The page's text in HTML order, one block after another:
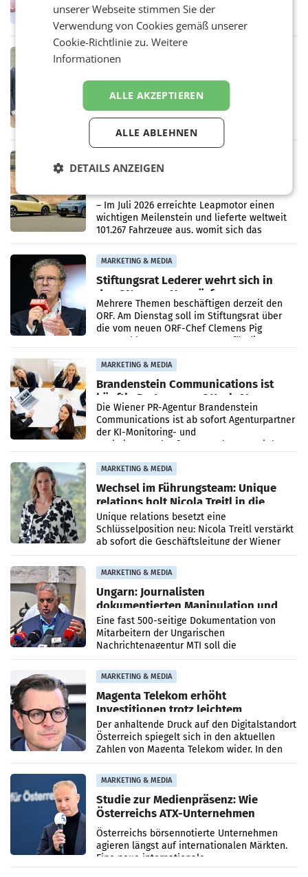
laufenden Modernisierungsoffensive
erneuert Penny zwei Filialen in Nieder- und
Oberösterreich. Die beiden Standorte liegen
in Haag sowie im rund
Albrecht setzt ab 1.1.2027 auf Adeg
WIENER NEUDORF. – Die geplante
Zusammenarbeit zwischen Adeg und dem
Vorarlberger Kaufmann Jürgen Albrecht ist
kartellrechtlich freigegeben: Die
Bundeswettbewerbsbehörde und der
Rekordergebnis im Juli: Leapmotor
überschreitet die 100.000er-Marke
– Im Juli 2026 erreichte Leapmotor einen
wichtigen Meilenstein und lieferte weltweit
101.267 Fahrzeuge aus, womit sich das
Ergebnis gegenüber Juli 2025 mehr als
verdoppelte (+102
MARKETING & MEDIA
Stiftungsrat Lederer wehrt sich in
den SN gegen Vorwürfe
Mehrere Themen beschäftigen derzeit den
ORF. Am Dienstag soll im Stiftungsrat über
die vom neuen ORF-Chef Clemens Pig
vorgeschlagenen Besetzungen für die
MARKETING & MEDIA
Brandenstein Communications ist
künftig Partner von OtterlyAI
Die Wiener PR-Agentur Brandenstein
Communications ist ab sofort Agenturpartner
der KI-Monitoring- und
Optimierungsplattform OtterlyAI. Damit baut
MARKETING & MEDIA
Wechsel im Führungsteam: Unique
relations holt Nicola Treitl in die
Geschäftsleitung
Unique relations besetzt eine
Schlüsselposition neu: Nicola Treitl verstärkt
ab sofort die Geschäftsleitung der Wiener
PR-Agentur an der Seite von Josef Kalina und
Anna Kalina-Mahr.
MARKETING & MEDIA
Ungarn: Journalisten
dokumentierten Manipulation und
Zensur
Eine fast 500-seitige Dokumentation von
Mitarbeitern der Ungarischen
Nachrichtenagentur MTI soll die
systematische Nachrichten-Manipulation und
Zensur bei der Agentur während der Zeit
MARKETING & MEDIA
Magenta Telekom erhöht
Investitionen trotz leichtem
Umsatzrückgang
Der anhaltende Druck auf den Digitalstandort
Österreich spiegelt sich in den aktuellen
Zahlen von Magenta Telekom wider. In den
ersten sechs Monaten des laufenden Jahres
verzeichnete
MARKETING & MEDIA
Studie zur Medienpräsenz: Wie
Österreichs ATX-Unternehmen
international wahrgenommen
werden
Österreichs börsennotierte Unternehmen
agieren längst auf internationalen Märkten.
Eine neue internationale
Medienresonanzanalyse untersucht die
unserer Webseite stimmen Sie der
Verwendung von Cookies gemäß unserer
Cookie-Richtlinie zu.Weitere
Informationen
ALLE AKZEPTIEREN
ALLE ABLEHNEN
DETAILS ANZEIGEN